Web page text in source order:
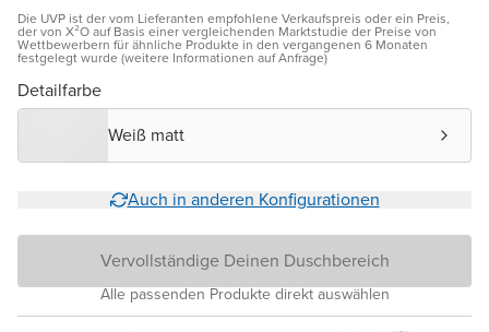
Die UVP ist der vom Lieferanten empfohlene Verkaufspreis oder ein Preis,
der von X²O auf Basis einer vergleichenden Marktstudie der Preise von
Wettbewerbern für ähnliche Produkte in den vergangenen 6 Monaten
festgelegt wurde (weitere Informationen auf Anfrage)
Detailfarbe
Weiß matt
Auch in anderen Konfigurationen
Vervollständige Deinen Duschbereich
Alle passenden Produkte direkt auswählen